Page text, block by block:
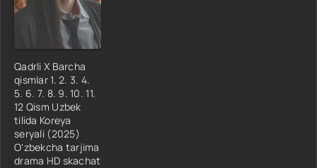
Qadrli X Barcha
qismlar 1. 2. 3. 4.
5. 6. 7. 8. 9. 10. 11.
12 Qism Uzbek
tilida Koreya
seryali (2025)
O'zbekcha tarjima
drama HD skachat